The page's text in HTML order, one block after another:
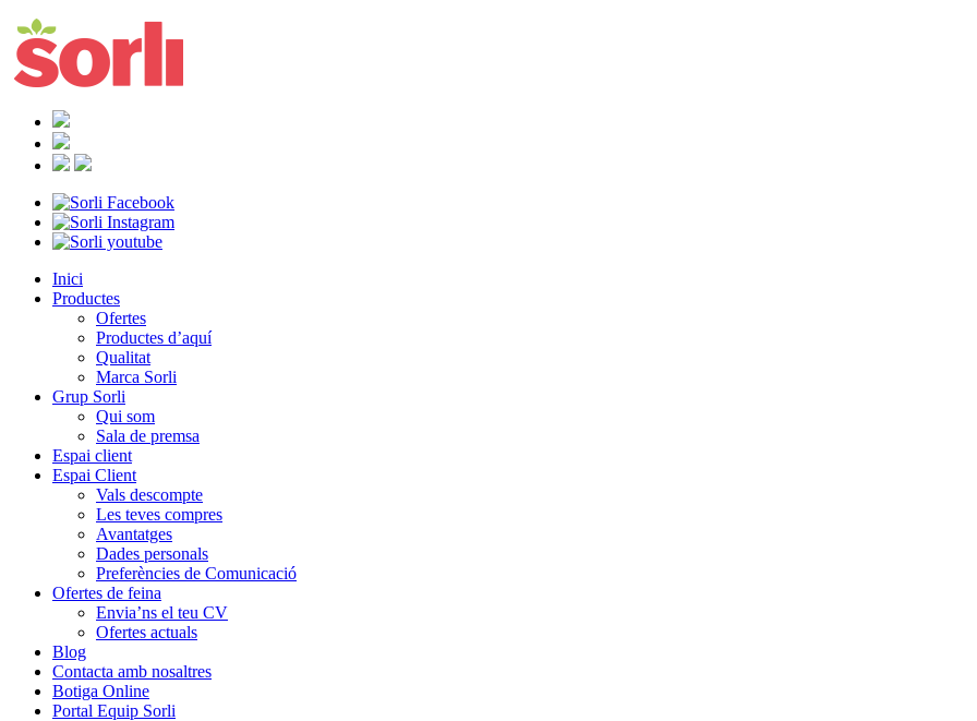
Inici
Productes
Ofertes
Productes d’aquí
Qualitat
Marca Sorli
Grup Sorli
Qui som
Sala de premsa
Espai client
Espai Client
Vals descompte
Les teves compres
Avantatges
Dades personals
Preferències de Comunicació
Ofertes de feina
Envia’ns el teu CV
Ofertes actuals
Blog
Contacta amb nosaltres
Botiga Online
Portal Equip Sorli